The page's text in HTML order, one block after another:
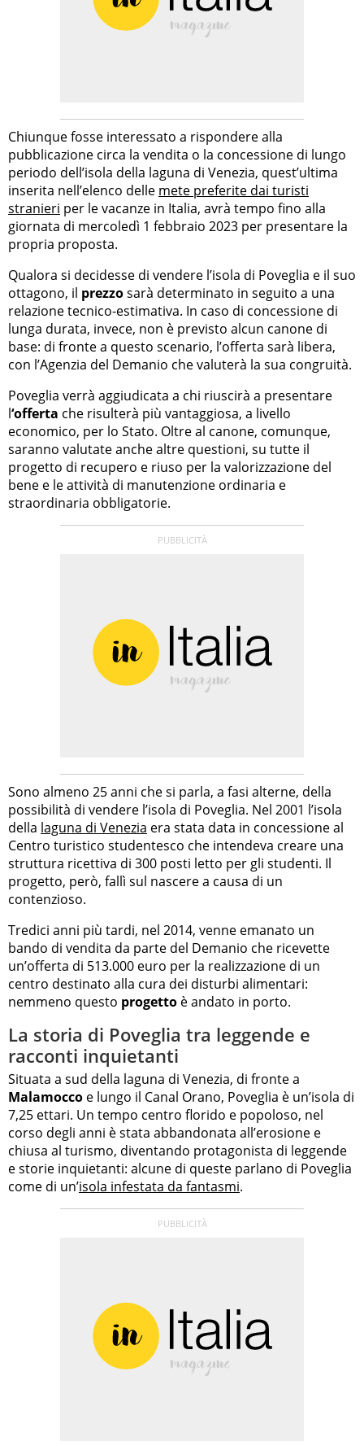
Chiunque fosse interessato a rispondere alla
pubblicazione circa la vendita o la concessione di lungo
periodo dell’isola della laguna di Venezia, quest’ultima
inserita nell’elenco delle mete preferite dai turisti
stranieri per le vacanze in Italia, avrà tempo fino alla
giornata di mercoledì 1 febbraio 2023 per presentare la
propria proposta.
Qualora si decidesse di vendere l’isola di Poveglia e il suo
ottagono, il prezzosarà determinato in seguito a una
relazione tecnico-estimativa. In caso di concessione di
lunga durata, invece, non è previsto alcun canone di
base: di fronte a questo scenario, l’offerta sarà libera,
con l’Agenzia del Demanio che valuterà la sua congruità.
Poveglia verrà aggiudicata a chi riuscirà a presentare
l‘offerta che risulterà più vantaggiosa, a livello
economico, per lo Stato. Oltre al canone, comunque,
saranno valutate anche altre questioni, su tutte il
progetto di recupero e riuso per la valorizzazione del
bene e le attività di manutenzione ordinaria e
straordinaria obbligatorie.
Sono almeno 25 anni che si parla, a fasi alterne, della
possibilità di vendere l’isola di Poveglia. Nel 2001 l’isola
della laguna di Venezia era stata data in concessione al
Centro turistico studentesco che intendeva creare una
struttura ricettiva di 300 posti letto per gli studenti. Il
progetto, però, fallì sul nascere a causa di un
contenzioso.
Tredici anni più tardi, nel 2014, venne emanato un
bando di vendita da parte del Demanio che ricevette
un’offerta di 513.000 euro per la realizzazione di un
centro destinato alla cura dei disturbi alimentari:
nemmeno questo progetto è andato in porto.
La storia di Poveglia tra leggende e
racconti inquietanti
Situata a sud della laguna di Venezia, di fronte a
Malamocco e lungo il Canal Orano, Poveglia è un’isola di
7,25 ettari. Un tempo centro florido e popoloso, nel
corso degli anni è stata abbandonata all’erosione e
chiusa al turismo, diventando protagonista di leggende
e storie inquietanti: alcune di queste parlano di Poveglia
come di un’isola infestata da fantasmi.